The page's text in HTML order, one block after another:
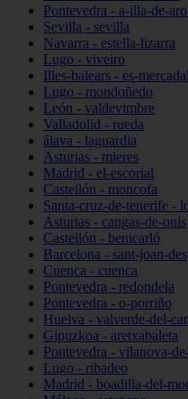
Pontevedra - a-illa-de-
Sevilla - sevilla
Navarra - estella-lizarra
Lugo - viveiro
Illes-balears - es-mercadal
Lugo - mondoñedo
León - valdevimbre
Valladolid - rueda
álava - laguardia
Asturias - mieres
Madrid - el-escorial
Castellón - moncofa
Santa-cruz-de-tenerife -
Asturias - cangas-de-onís
Castellón - benicarló
Barcelona - sant-joan-
Cuenca - cuenca
Pontevedra - redondela
Pontevedra - o-porriño
Huelva - valverde-del-
Gipuzkoa - aretxabaleta
Pontevedra - vilanova-
Lugo - ribadeo
Madrid - boadilla-del-